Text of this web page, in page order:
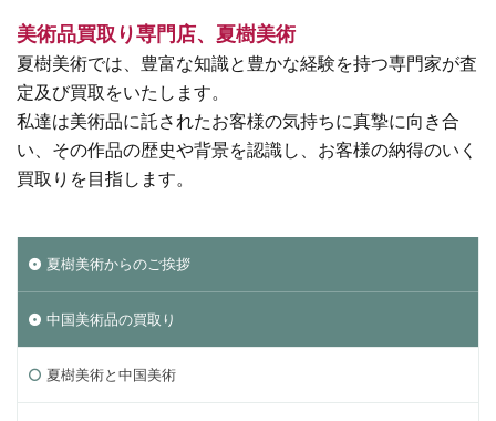
美術品買取り専門店、夏樹美術
夏樹美術では、豊富な知識と豊かな経験を持つ専門家が査
定及び買取をいたします。
私達は美術品に託されたお客様の気持ちに真摯に向き合
い、その作品の歴史や背景を認識し、お客様の納得のいく
買取りを目指します。
夏樹美術からのご挨拶
中国美術品の買取り
夏樹美術と中国美術